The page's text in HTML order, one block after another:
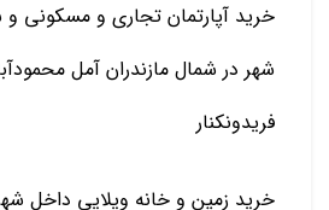
خرید آپارتمان تجاری و مسکونی
شهر در شمال مازندران آمل
فریدونکنار
خرید زمین و خانه ویلایی داخل